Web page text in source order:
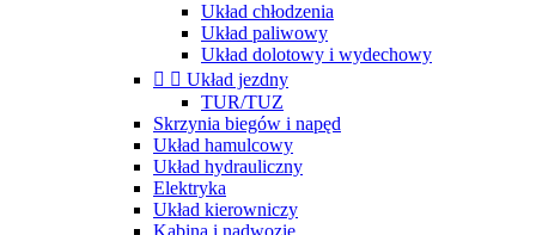
Układ chłodzenia
Układ paliwowy
Układ dolotowy i wydechowy
  Układ jezdny
TUR/TUZ
Skrzynia biegów i napęd
Układ hamulcowy
Układ hydrauliczny
Elektryka
Układ kierowniczy
Kabina i nadwozie